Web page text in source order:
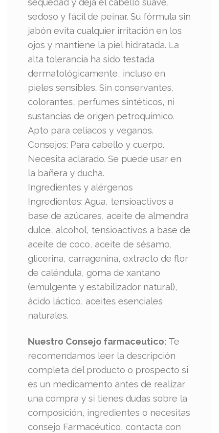
sequedad y deja el cabello suave,
sedoso y fácil de peinar. Su fórmula sin
jabón evita cualquier irritación en los
ojos y mantiene la piel hidratada. La
alta tolerancia ha sido testada
dermatológicamente, incluso en
pieles sensibles. Sin conservantes,
colorantes, perfumes sintéticos, ni
sustancias de origen petroquímico.
Apto para celiacos y veganos.
Consejos: Para cabello y cuerpo.
Necesita aclarado. Se puede usar en
la bañera y ducha.
Ingredientes y alérgenos
Ingredientes: Agua, tensioactivos a
base de azúcares, aceite de almendra
dulce, alcohol, tensioactivos a base de
aceite de coco, aceite de sésamo,
glicerina, carragenina, extracto de flor
de caléndula, goma de xantano
(emulgente y estabilizador natural),
ácido láctico, aceites esenciales
naturales.
Nuestro Consejo farmaceutico: Te
recomendamos leer la descripción
completa del producto o prospecto si
es un medicamento antes de realizar
una compra y si tienes dudas sobre la
composición, ingredientes o necesitas
consejo Farmacéutico, contacta con